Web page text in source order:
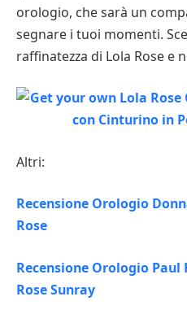
orologio, che sarà un
segnare i tuoi momenti.
raffinatezza di Lola Rose e
Altri:
Recensione Orologio
Rose
Recensione Orologio
Rose Sunray